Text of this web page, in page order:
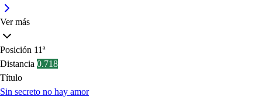
Ver más
Posición 11ª
Distancia 0.718
Título
Sin secreto no hay amor